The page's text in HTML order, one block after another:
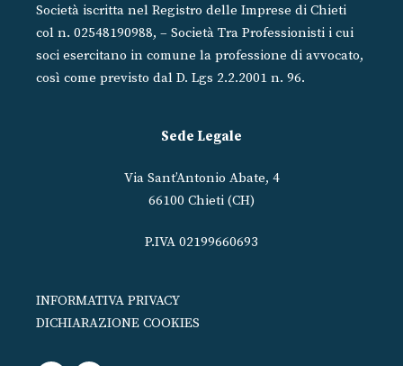
Società iscritta nel Registro delle Imprese di Chieti
col n. 02548190988, – Società Tra Professionisti i cui
soci esercitano in comune la professione di avvocato,
così come previsto dal D. Lgs 2.2.2001 n. 96.
Sede Legale
Via Sant’Antonio Abate, 4
66100 Chieti (CH)
P.IVA 02199660693
INFORMATIVA PRIVACY
DICHIARAZIONE COOKIES